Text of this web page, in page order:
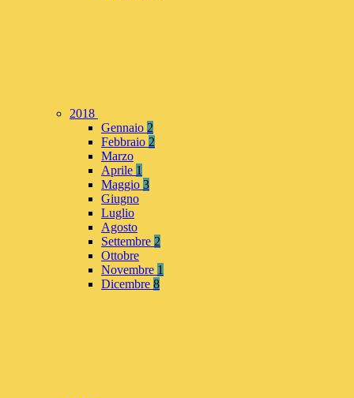
2018
Gennaio 2
Febbraio 2
Marzo
Aprile 1
Maggio 3
Giugno
Luglio
Agosto
Settembre 2
Ottobre
Novembre 1
Dicembre 8